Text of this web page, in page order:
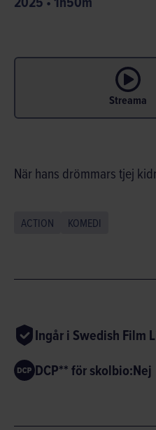
Streama
När hans drömmars tjej
ACTION KOMEDI
Ingår i Swedish Film
DCP** för skolbio:Nej